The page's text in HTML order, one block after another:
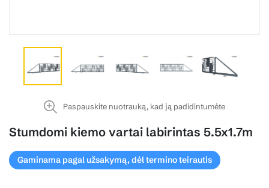
Paspauskite nuotrauką, kad ją padidintumėte
Stumdomi kiemo vartai labirintas 5.5x1.7m
Gaminama pagal užsakymą, dėl termino teirautis